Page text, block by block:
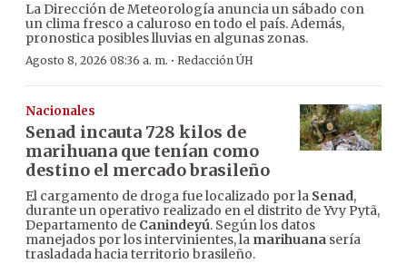
La Dirección de Meteorología anuncia un sábado con
un clima fresco a caluroso en todo el país. Además,
pronostica posibles lluvias en algunas zonas.
Agosto 8, 2026 08:36 a. m. · Redacción ÚH
Nacionales
Senad incauta 728 kilos de
marihuana que tenían como
destino el mercado brasileño
El cargamento de droga fue localizado por la Senad,
durante un operativo realizado en el distrito de Yvy Pytã,
Departamento de Canindeyú. Según los datos
manejados por los intervinientes, la marihuana sería
trasladada hacia territorio brasileño.